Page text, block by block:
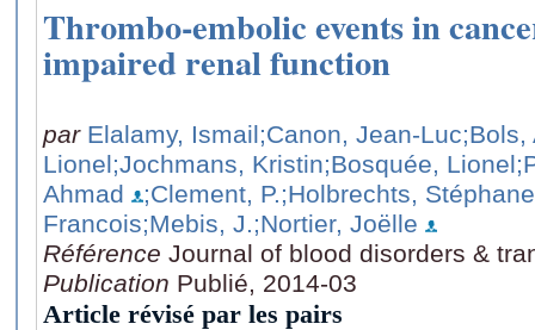
Thrombo-embolic events in
impaired renal function
par Elalamy, Ismail;Canon, Jean-Luc;Bols,
Lionel;Jochmans, Kristin;Bosquée, Lionel
Ahmad
;Clement, P.;Holbrechts, Stéphane
Francois;Mebis, J.;Nortier, Joëlle
Référence Journal of blood disorders &
Publication Publié, 2014-03
Article révisé par les pairs